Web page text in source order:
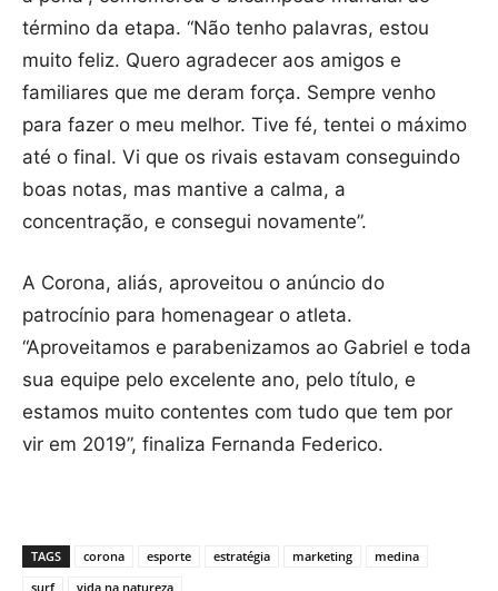
término da etapa. “Não tenho palavras, estou
muito feliz. Quero agradecer aos amigos e
familiares que me deram força. Sempre venho
para fazer o meu melhor. Tive fé, tentei o máximo
até o final. Vi que os rivais estavam conseguindo
boas notas, mas mantive a calma, a
concentração, e consegui novamente”.
A Corona, aliás, aproveitou o anúncio do
patrocínio para homenagear o atleta.
“Aproveitamos e parabenizamos ao Gabriel e toda
sua equipe pelo excelente ano, pelo título, e
estamos muito contentes com tudo que tem por
vir em 2019”, finaliza Fernanda Federico.
TAGS corona esporte estratégia marketing
medina
surf
vida na natureza